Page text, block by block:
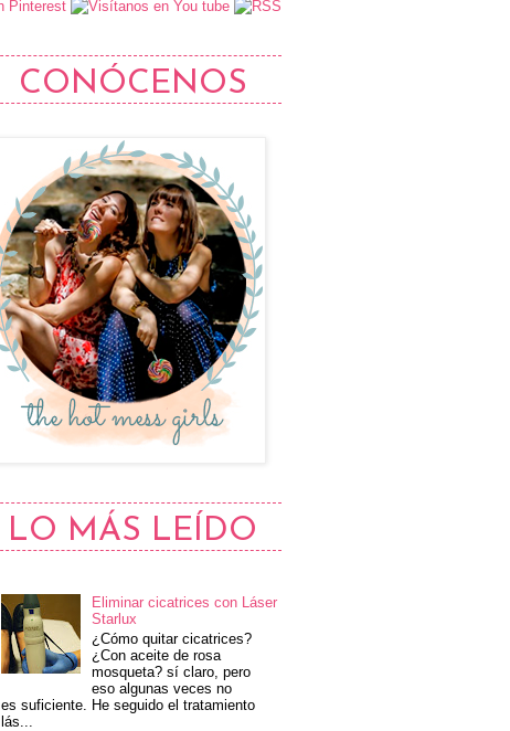
CONÓCENOS
LO MÁS LEÍDO
Eliminar cicatrices con Láser
Starlux
¿Cómo quitar cicatrices?
¿Con aceite de rosa
mosqueta? sí claro, pero
eso algunas veces no
es suficiente. He seguido el tratamiento
lás...